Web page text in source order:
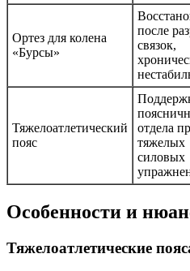
Ортез для колена
«Бурсы»
после
связок,
Тяжелоатлетический
пояс
отдела
тяжелых
силовых
Особенности и
Тяжелоатлетические